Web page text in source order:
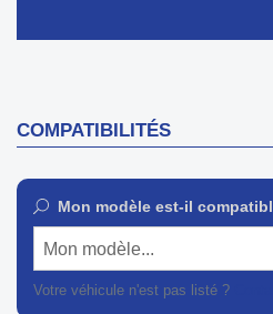
COMPATIBILITÉS
Mon modèle est-il
Mon modèle...
Votre véhicule n'est pas listé ?